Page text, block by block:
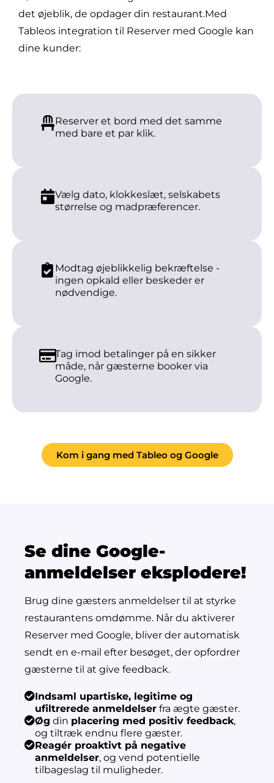
det øjeblik, de opdager din restaurant.Med
Tableos integration til Reserver med Google kan
dine kunder:
Reserver et bord med det samme
med bare et par klik.
Vælg dato, klokkeslæt, selskabets
størrelse og madpræferencer.
Modtag øjeblikkelig bekræftelse -
ingen opkald eller beskeder er
nødvendige.
Tag imod betalinger på en sikker
måde, når gæsterne booker via
Google.
Kom i gang med Tableo og Google
Se dine Google-
anmeldelser eksplodere!
Brug dine gæsters anmeldelser til at styrke
restaurantens omdømme. Når du aktiverer
Reserver med Google, bliver der automatisk
sendt en e-mail efter besøget, der opfordrer
gæsterne til at give feedback.
Indsaml upartiske, legitime og
ufiltrerede anmeldelser fra ægte gæster.
Øg din placering med positiv feedback,
og tiltræk endnu flere gæster.
Reagér proaktivt på negative
anmeldelser, og vend potentielle
tilbageslag til muligheder.